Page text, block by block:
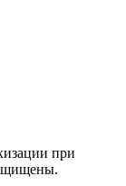
при